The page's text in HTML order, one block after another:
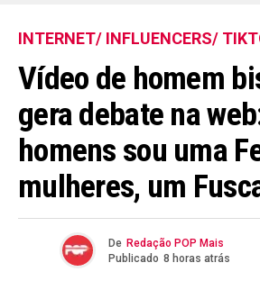
INTERNET/ INFLUENCERS/
Vídeo de homem
gera debate na
homens sou uma
mulheres, um
De Redação POP Mais
Publicado 8 horas atrás